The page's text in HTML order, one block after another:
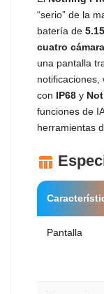
“serio” de la
batería de
cuatro
una pantalla
notificaciones,
con IP68 y
funciones de
herramientas
table_chart
Pantalla